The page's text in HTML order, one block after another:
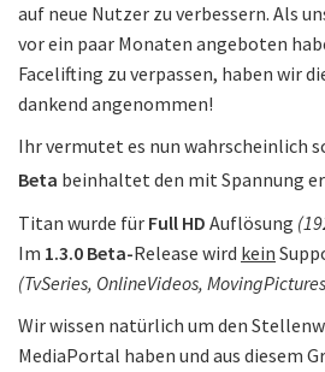
auf neue Nutzer zu verbessern. Als
vor ein paar Monaten angeboten
Facelifting zu verpassen, haben wir
dankend angenommen!
Ihr vermutet es nun wahrscheinlich
Beta beinhaltet den mit Spannung
Titan wurde für Full HD Auflösung
Im 1.3.0 Beta-Release wird kein
(TvSeries, OnlineVideos,
Wir wissen natürlich um den
MediaPortal haben und aus diesem